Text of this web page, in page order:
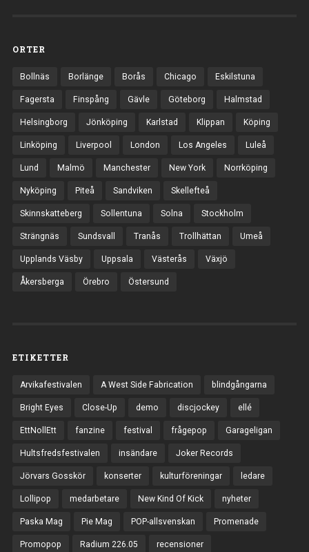
ORTER
Bollnäs Borlänge Borås Chicago Eskilstuna
Fagersta Finspång Gävle Göteborg Halmstad
Helsingborg Jönköping Karlstad Klippan Köping
Linköping Liverpool London Los Angeles Luleå
Lund Malmö Manchester New York Norrköping
Nyköping Piteå Sandviken Skellefteå
Skinnskatteberg Sollentuna Solna Stockholm
Strängnäs Sundsvall Tranås Trollhättan Umeå
Upplands Väsby Uppsala Västerås Växjö
Åkersberga Örebro Östersund
ETIKETTER
Arvikafestivalen A West Side Fabrication blindgångarna
Bright Eyes Close-Up demo discjockey ellé
EttNollEtt fanzine festival frågepop Garageligan
Hultsfredsfestivalen insändare Joker Records
Jörvars Gosskör konserter kulturföreningar ledare
Lollipop medarbetare New Kind Of Kick nyheter
Paska Mag Pie Mag POP-allsvenskan Promenade
Promopop Radium 226.05 recensioner